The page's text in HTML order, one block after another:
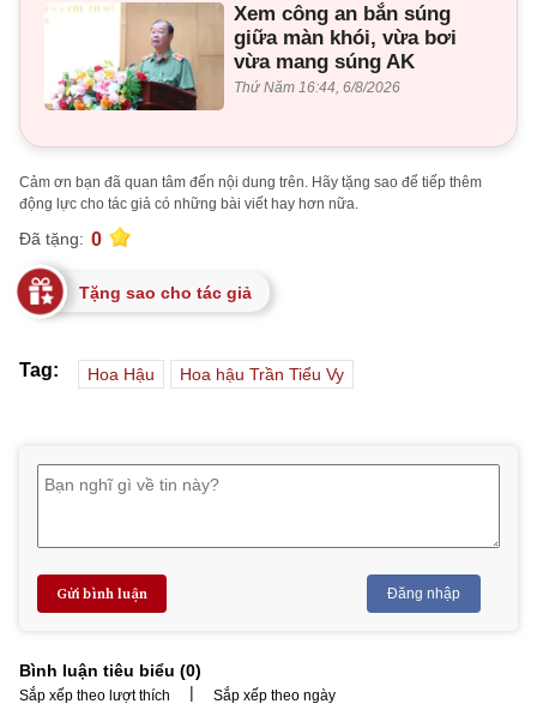
Xem công an bắn súng
giữa màn khói, vừa bơi
vừa mang súng AK
Thứ Năm 16:44, 6/8/2026
Cảm ơn bạn đã quan tâm đến nội dung trên. Hãy tặng sao để tiếp thêm
động lực cho tác giả có những bài viết hay hơn nữa.
Đã tặng: 0
Tặng sao cho tác giả
Tag: Hoa Hậu Hoa hậu Trần Tiểu Vy
Gửi bình luận Đăng nhập
Bình luận tiêu biểu (0)
Sắp xếp theo lượt thích | Sắp xếp theo ngày